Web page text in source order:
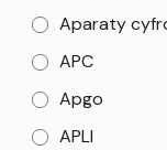
Aparaty
APC
Apgo
APLI